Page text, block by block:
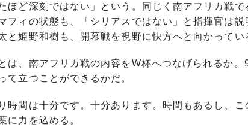
ほど深刻ではない」という。同じく南アフリカ戦
フィの状態も、「シリアスではない」と指揮官は
と姫野和樹も、開幕戦を視野に快方へと向かってい
は、南アフリカ戦の内容をW杯へつなげられるか
て立つことができるかだ。
り時間は十分です。十分あります。時間もあるし、
に力を込める。